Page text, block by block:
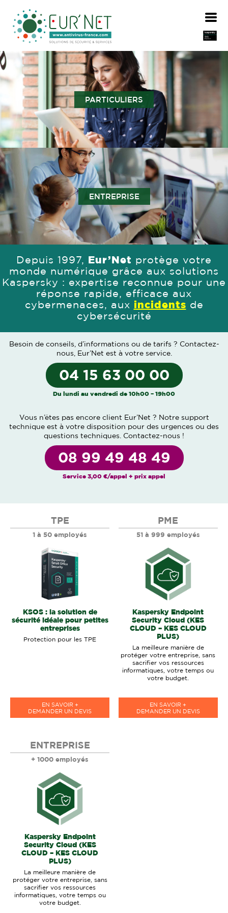
PARTICULIERS
ENTREPRISE
Depuis 1997, Eur’Net protège votre
monde numérique grâce aux solutions
Kaspersky : expertise reconnue pour une
réponse rapide, efficace aux
cybermenaces, aux incidents de
cybersécurité
Besoin de conseils, d’informations ou de tarifs ? Contactez-
nous, Eur’Net est à votre service.
04 15 63 00 00
Du lundi au vendredi de 10h00 – 19h00
Vous n’êtes pas encore client Eur’Net ? Notre support
technique est à votre disposition pour des urgences ou des
questions techniques. Contactez-nous !
08 99 49 48 49
Service 3,00 €/appel + prix appel
TPE
1 à 50 employés
KSOS : la solution de
sécurité idéale pour petites
entreprises
Protection pour les TPE
EN SAVOIR +
DEMANDER UN DEVIS
PME
51 à 999 employés
Kaspersky Endpoint
Security Cloud (KES
CLOUD – KES CLOUD
PLUS)
La meilleure manière de
protéger votre entreprise, sans
sacrifier vos ressources
informatiques, votre temps ou
votre budget.
EN SAVOIR +
DEMANDER UN DEVIS
ENTREPRISE
+ 1000 employés
Kaspersky Endpoint
Security Cloud (KES
CLOUD – KES CLOUD
PLUS)
La meilleure manière de
protéger votre entreprise, sans
sacrifier vos ressources
informatiques, votre temps ou
votre budget.